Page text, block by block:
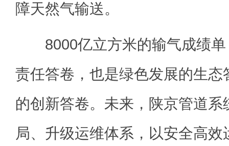
障天然气输送。
8000亿立方米的输气成绩单
责任答卷，也是绿色发展的生态
的创新答卷。未来，陕京管道
局、升级运维体系，以安全高